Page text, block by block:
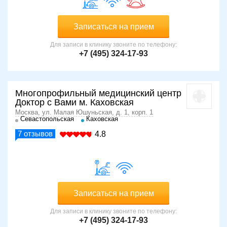
Проведение вакцинации требует соблюдения некоторых
на момент прививки пациент должен быть
полностью быть здоров;
перед процедурой нельзя есть — инъекция
делается на голодный желудок.
средств. После инъекции необходимо принять таблетку
антигистаминного средства, во избежание развития
аллергической реакции.
Особенности анализа
подкожно, поскольку действующее вещество имеет
свойство скапливаться в жировой клетчатке. Как
рассасывающихся подкожных уплотнений.
Детям младше 3 лет укол делается в бедро, пациентам
Записаться на прием
Для записи в клинику звоните по телефону:
+7 (495) 324-17-93
Многопрофильный медицинский центр
Доктор с Вами м. Каховская
Москва, ул. Малая Юшуньская, д. 1, корп. 1
Севастопольская
Каховская
7 отзывов 4.8
Записаться на прием
Для записи в клинику звоните по телефону:
+7 (495) 324-17-93